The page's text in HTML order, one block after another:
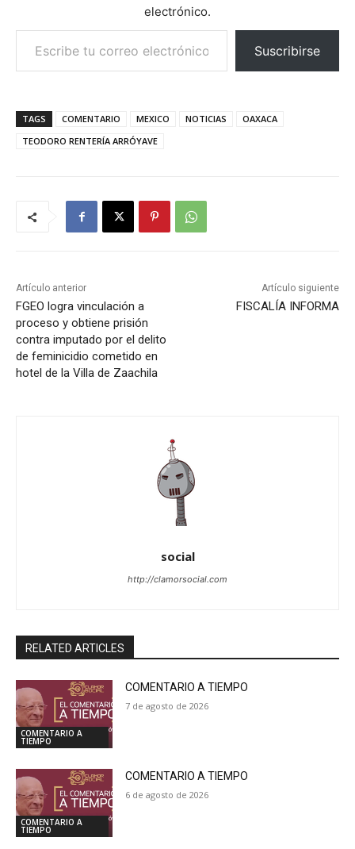
electrónico.
Escribe tu correo electrónico…
Suscribirse
TAGS COMENTARIO MEXICO NOTICIAS
OAXACA
TEODORO RENTERÍA ARRÓYAVE
Artículo anterior
FGEO logra vinculación a
proceso y obtiene prisión
contra imputado por el delito
de feminicidio cometido en
hotel de la Villa de Zaachila
Artículo siguiente
FISCALÍA INFORMA
social
http://clamorsocial.com
RELATED ARTICLES
COMENTARIO A
TIEMPO
COMENTARIO A TIEMPO
7 de agosto de 2026
COMENTARIO A
TIEMPO
COMENTARIO A TIEMPO
6 de agosto de 2026